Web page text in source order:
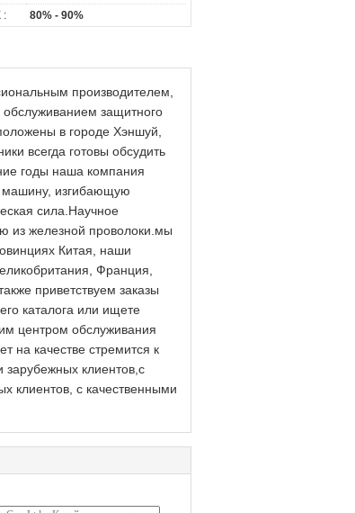
:
80% - 90%
производителем,
защитного
в городе Хэншуй,
всегда готовы обсудить
годы наша компания
машину, изгибающую
сила.Научное
из железной проволоки.мы
Китая, наши
Франция,
приветствуем заказы
каталога или ищете
центром обслуживания
на качестве стремится к
зарубежных клиентов,с
клиентов, с качественными